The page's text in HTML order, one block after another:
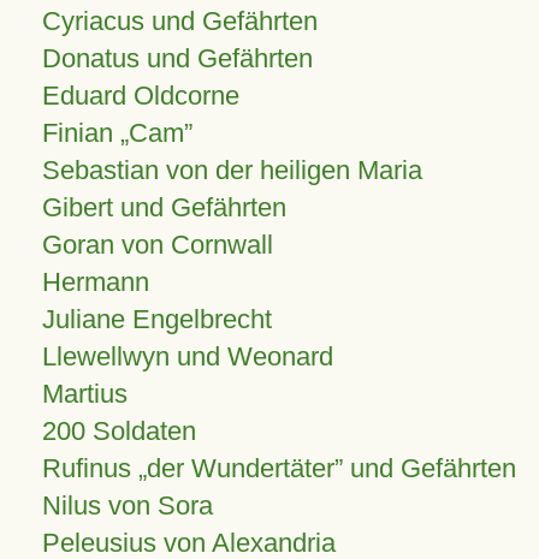
Cyriacus und Gefährten
Donatus und Gefährten
Eduard Oldcorne
Finian Cam
Sebastian von der heiligen Maria
Gibert und Gefährten
Goran von Cornwall
Hermann
Juliane Engelbrecht
Llewellwyn und Weonard
Martius
200 Soldaten
Rufinus „der Wundertäter” und Gefährten
Nilus von Sora
Peleusius von Alexandria